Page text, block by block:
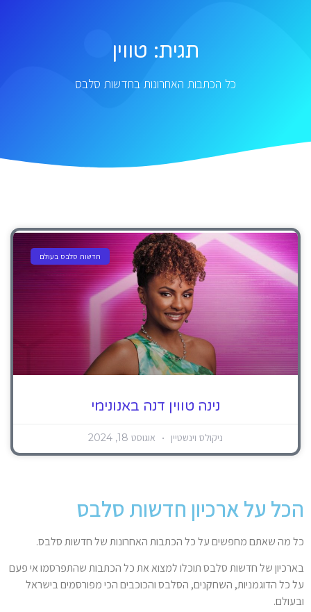
תגית: טווין
כל הכתבות האחרונות בחדשות סלבס
חדשות סלבס בעולם
נינה טווין דנה באנונימי
ניקולס וינשטיין אוגוסט 18, 2024
הכל על ארכיון חדשות סלבס
כל מה שאתם מחפשים על כל הכתבות האחרונות של חדשות סלבס.
בארכיון של חדשות סלבס תוכלו למצוא את כל הכתבות שהתפרסמו אי פעם
על כל הדוגמניות, השחקנים, הסלבס והכוכבים הכי מפורסמים בישראל
ובעולם.